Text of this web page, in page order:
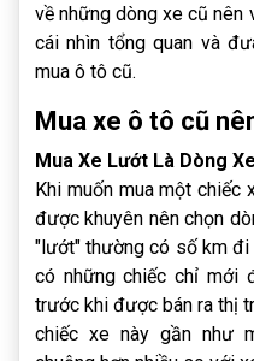
về những dòng xe cũ nên
cái nhìn tổng quan và
mua ô tô cũ.
Mua xe ô tô cũ
Mua Xe Lướt Là Dòng
Khi muốn mua một chiếc
được khuyên nên chọn
"lướt" thường có số km đi
có những chiếc chỉ mới
trước khi được bán ra thị
chiếc xe này gần như